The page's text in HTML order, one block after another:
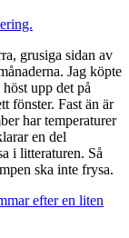
grusiga sidan av
Jag köpte
upp det på
fönster. Fast än är
har temperaturer
en del
i litteraturen. Så
ska inte frysa.